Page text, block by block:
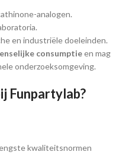
analogen.
en industriële doeleinden.
consumptieen mag
onderzoeksomgeving.
Funpartylab?
kwaliteitsnormen